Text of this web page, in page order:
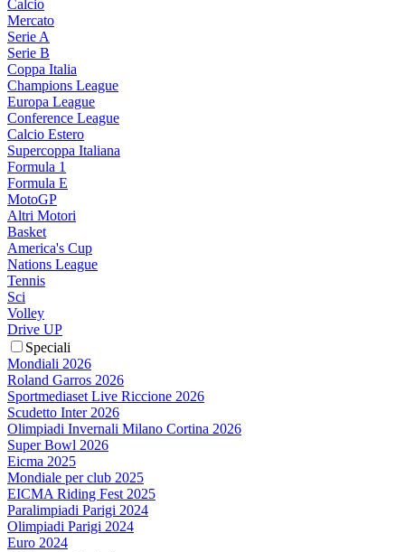
Calcio
Mercato
Serie A
Serie B
Coppa Italia
Champions League
Europa League
Conference League
Calcio Estero
Supercoppa Italiana
Formula 1
Formula E
MotoGP
Altri Motori
Basket
America's Cup
Nations League
Tennis
Sci
Volley
Drive UP
Speciali
Mondiali 2026
Roland Garros 2026
Sportmediaset Live Riccione 2026
Scudetto Inter 2026
Olimpiadi Invernali Milano Cortina 2026
Super Bowl 2026
Eicma 2025
Mondiale per club 2025
EICMA Riding Fest 2025
Paralimpiadi Parigi 2024
Olimpiadi Parigi 2024
Euro 2024